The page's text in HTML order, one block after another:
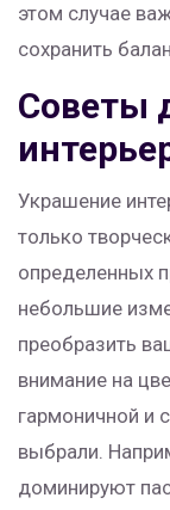
этом случае
сохранить
Советы
Украшение
только
определенных
небольшие
преобразить
внимание на
гармоничной и
выбрали.
доминируют